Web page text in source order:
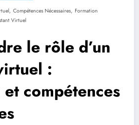
, Compétences Nécessaires, Formation
Virtuel
le rôle d’un
:
compétences